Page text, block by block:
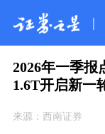
|
2026年一季报
1.6T开启新一
来源： 西南证券